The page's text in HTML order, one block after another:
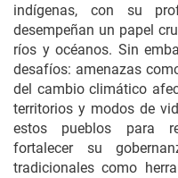
indígenas, con su
desempeñan un papel
ríos y océanos. Sin
desafíos: amenazas
del cambio climático
territorios y modos de
estos pueblos para
fortalecer su
tradicionales como